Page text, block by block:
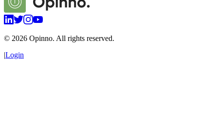
© 2026 Opinno. All rights reserved.
|Login